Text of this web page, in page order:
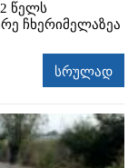
წელს
ჩხერიმელაზეა
სრულად